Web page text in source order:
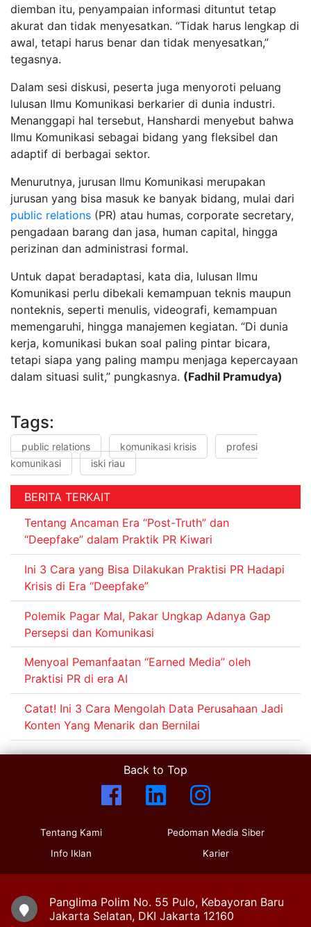
diemban itu, penyampaian informasi dituntut tetap
akurat dan tidak menyesatkan. “Tidak harus lengkap di
awal, tetapi harus benar dan tidak menyesatkan,”
tegasnya.
Dalam sesi diskusi, peserta juga menyoroti peluang
lulusan Ilmu Komunikasi berkarier di dunia industri.
Menanggapi hal tersebut, Hanshardi menyebut bahwa
Ilmu Komunikasi sebagai bidang yang fleksibel dan
adaptif di berbagai sektor.
Menurutnya, jurusan Ilmu Komunikasi merupakan
jurusan yang bisa masuk ke banyak bidang, mulai dari
public relations (PR) atau humas, corporate secretary,
pengadaan barang dan jasa, human capital, hingga
perizinan dan administrasi formal.
Untuk dapat beradaptasi, kata dia, lulusan Ilmu
Komunikasi perlu dibekali kemampuan teknis maupun
nonteknis, seperti menulis, videografi, kemampuan
memengaruhi, hingga manajemen kegiatan. “Di dunia
kerja, komunikasi bukan soal paling pintar bicara,
tetapi siapa yang paling mampu menjaga kepercayaan
dalam situasi sulit,” pungkasnya. (Fadhil Pramudya)
Tags:
public relations komunikasi krisis
profesi
komunikasi
iski riau
BERITA TERKAIT
Tentang Ancaman Era “Post-Truth” dan
“Deepfake” dalam Praktik PR Kiwari
Ini 3 Cara yang Bisa Dilakukan Praktisi PR Hadapi
Krisis di Era “Deepfake”
Polemik Pagar Mal, Pakar Ungkap Adanya Gap
Persepsi dan Komunikasi
Menyoal Pemanfaatan “Earned Media” oleh
Praktisi PR di era AI
Catat! Ini 3 Cara Mengolah Data Perusahaan Jadi
Konten Yang Menarik dan Bernilai
Back to Top
Tentang Kami
Info Iklan
Pedoman Media Siber
Karier
Panglima Polim No. 55 Pulo, Kebayoran Baru
Jakarta Selatan, DKI Jakarta 12160